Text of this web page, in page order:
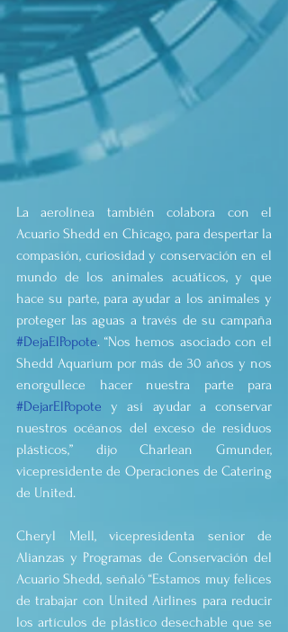
La aerolínea también colabora con el
Acuario Shedd en Chicago, para despertar la
compasión, curiosidad y conservación en el
mundo de los animales acuáticos, y que
hace su parte, para ayudar a los animales y
#DejaElPopote. “Nos hemos asociado con el
Shedd Aquarium por más de 30 años y nos
#DejarElPopote y así ayudar a conservar
nuestros océanos del exceso de residuos
plásticos,” dijo Charlean Gmunder,
vicepresidente de Operaciones de Catering
de United.
Cheryl Mell, vicepresidenta senior de
Alianzas y Programas de Conservación del
Acuario Shedd, señaló “Estamos muy felices
de trabajar con United Airlines para reducir
los artículos de plástico desechable que se